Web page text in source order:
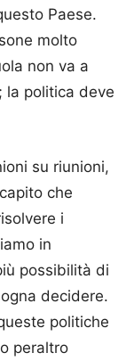
Paese.
molto
non va a
la politica deve
su riunioni,
che
i
in
possibilità di
decidere.
politiche
peraltro